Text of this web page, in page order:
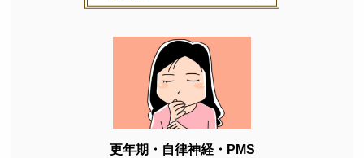
更年期・自律神経・PMS